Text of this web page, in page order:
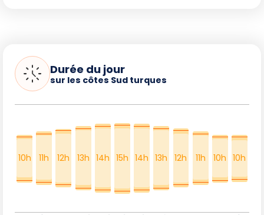
Durée du jour
sur les côtes Sud turques
10h 11h 12h 13h 14h 15h 14h 13h 12h 11h 10h 10h